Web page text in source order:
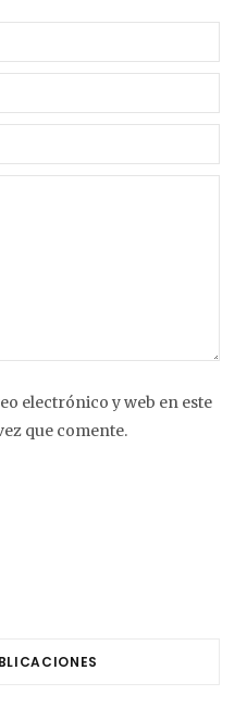
electrónico y web en este
que comente.